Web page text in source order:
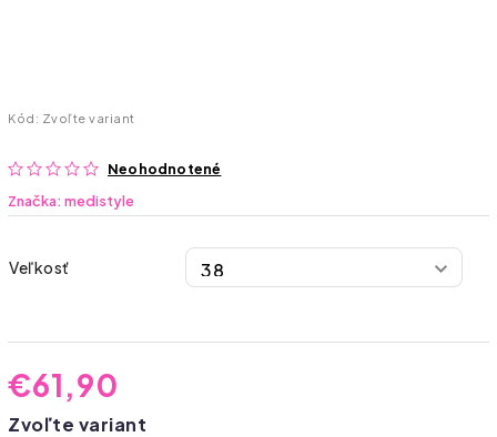
Kód: Zvoľte variant
Neohodnotené
Značka:medistyle
Veľkosť
€61,90
Zvoľte variant